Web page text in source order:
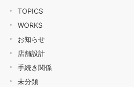
TOPICS
WORKS
お知らせ
店舗設計
手続き関係
未分類